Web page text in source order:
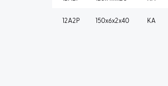
12A2P 150x6x2x40 KA